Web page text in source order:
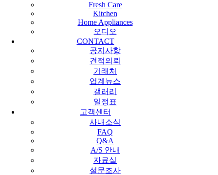
Fresh Care
Kitchen
Home Appliances
오디오
CONTACT
공지사항
견적의뢰
거래처
업계뉴스
갤러리
일정표
고객센터
사내소식
FAQ
Q&A
A/S 안내
자료실
설문조사